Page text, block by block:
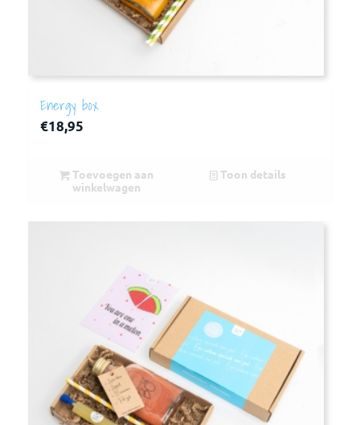
Energy box
€18,95
Toevoegen aan
winkelwagen
Toon details